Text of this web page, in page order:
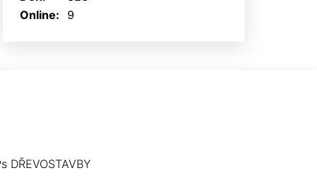
Online: 9
DŘEVOSTAVBY